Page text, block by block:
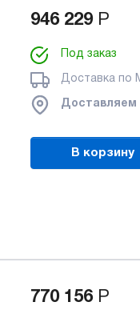
946 229 Р
Под заказ
Доставка по
Доставляем
В корзину
770 156 Р